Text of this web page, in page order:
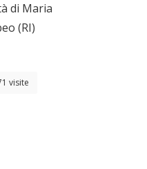
di Maria
(RI)
visite